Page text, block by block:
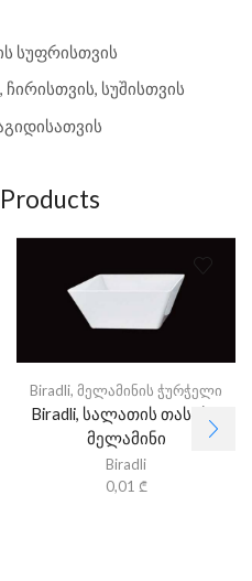
სუფრისთვის
სუშისთვის
Biradli, მელამინის ჭურჭელი
Biradli, სალათის თასები,
მელამინი
Biradli
0,01 ₾